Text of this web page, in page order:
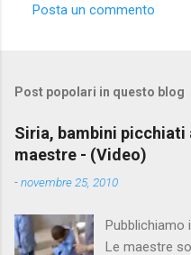
Posta un commento
Post popolari in questo blog
Siria, bambini picchiati
maestre - (Video)
-novembre 25, 2010
Pubblichiamo
Le maestre